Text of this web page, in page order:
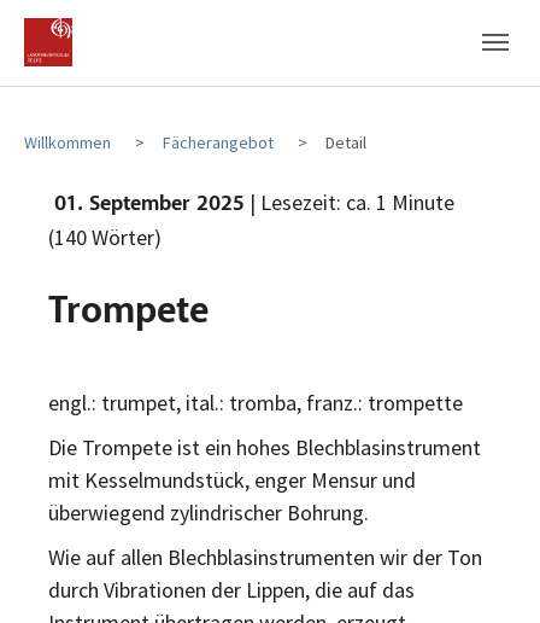
Zum Hauptinhalt
Zum Fußbereich
Willkommen Fächerangebot Detail
01. September 2025 | Lesezeit: ca. 1 Minute
(140 Wörter)
Trompete
engl.: trumpet, ital.: tromba, franz.: trompette
Die Trompete ist ein hohes Blechblasinstrument
mit Kesselmundstück, enger Mensur und
überwiegend zylindrischer Bohrung.
Wie auf allen Blechblasinstrumenten wir der Ton
durch Vibrationen der Lippen, die auf das